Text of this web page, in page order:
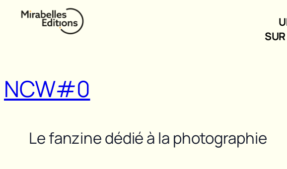
Aller
NCW#0
Le fanzine dédié à la photographie